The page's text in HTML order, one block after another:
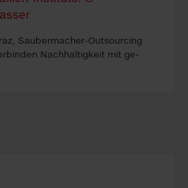
Sauber­macher-Out­sour­cing
Nach­haltig­keit mit ge­